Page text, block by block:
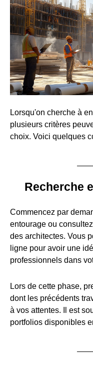
Lorsqu'on cherche à
plusieurs critères
choix. Voici quelques
Recherche
Commencez par
entourage ou
des architectes. Vous
ligne pour avoir une
professionnels dans
Lors de cette phase,
dont les précédents
à vos attentes. Il est
portfolios disponibles